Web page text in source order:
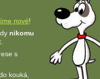
nové!
nikomu
s
kouká,